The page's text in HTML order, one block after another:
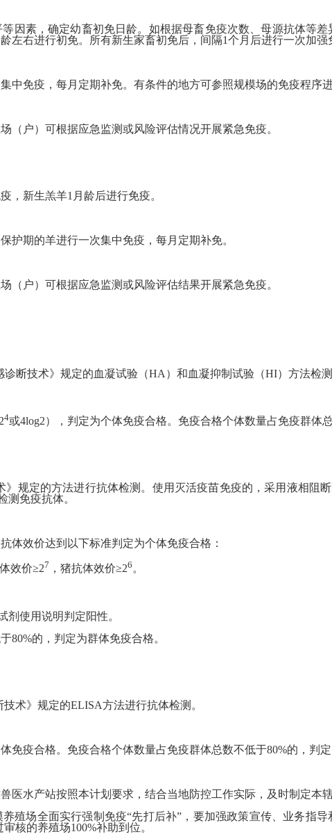
素，确定幼畜初免日龄。如根据母畜免疫次数、母源抗体等差
左右进行初免。所有新生家畜初免后，间隔1个月后进行一次加
免疫，每月定期补免。有条件的地方可参照规模场的免疫程序
户）可根据应急监测或风险评估情况开展紧急免疫。
新生羔羊1月龄后进行免疫。
期的羊进行一次集中免疫，每月定期补免。
户）可根据应急监测或风险评估结果开展紧急免疫。
断技术》规定的血凝试验（HA）和血凝抑制试验（HI）方法检
4或4log2），判定为个体免疫合格。免疫合格个体数量占免疫群体
规定的方法进行抗体检测。使用灭活疫苗免疫的，采用液相阻
测免疫抗体。
效价达到以下标准判定为个体免疫合格：
效价≥27 ，猪抗体效价≥26。
使用说明判定阳性。
的，判定为群体免疫合格。
术》规定的ELISA方法进行抗体检测。
疫合格。免疫合格个体数量占免疫群体总数不低于80%的，判
医水产站按照本计划要求，结合当地防控工作实际，及时制定本
殖场全面实行强制免疫“先打后补”，要加强政策宣传、业务指
核的养殖场100%补助到位。